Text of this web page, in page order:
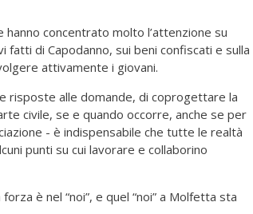
concentrato molto l’attenzione su
di Capodanno, sui beni confiscati e sulla
attivamente i giovani.
risposte alle domande, di coprogettare la
civile, se e quando occorre, anche se per
- è indispensabile che tutte le realtà
punti su cui lavorare e collaborino
è nel “noi”, e quel “noi” a Molfetta sta